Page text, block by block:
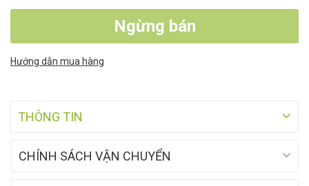
Ngừng bán
Hướng dẫn mua hàng
THÔNG TIN
CHÍNH SÁCH VẬN CHUYỂN